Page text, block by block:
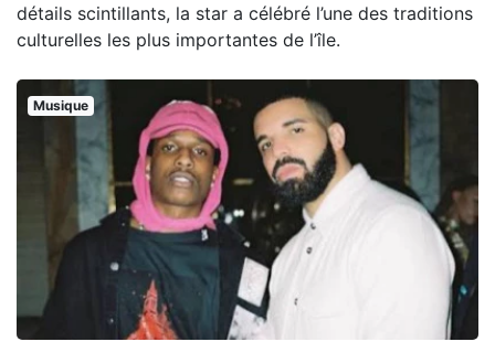
détails scintillants, la star a célébré l’une des traditions
culturelles les plus importantes de l’île.
Musique